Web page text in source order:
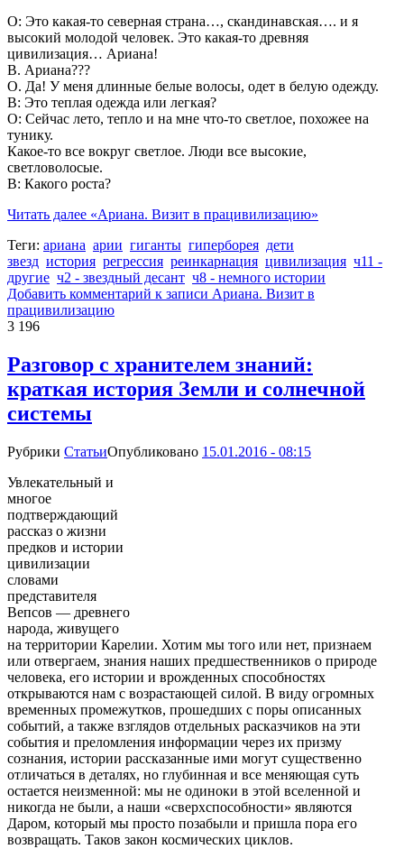
О: Это какая-то северная страна…, скандинавская…. и я
высокий молодой человек. Это какая-то древняя
цивилизация… Ариана!
В. Ариана???
О. Да! У меня длинные белые волосы, одет в белую одежду.
В: Это теплая одежда или легкая?
О: Сейчас лето, тепло и на мне что-то светлое, похожее на
тунику.
Какое-то все вокруг светлое. Люди все высокие,
светловолосые.
В: Какого роста?
Читать далее «Ариана. Визит в працивилизацию»
Теги: ариана арии гиганты гиперборея дети
звезд история регрессия реинкарнация цивилизация ч11 -
другие ч2 - звездный десант ч8 - немного истории
Добавить комментарий к записи Ариана. Визит в
працивилизацию
3 196
Разговор с хранителем знаний:
краткая история Земли и солнечной
системы
Рубрики СтатьиОпубликовано 15.01.2016 - 08:15
Увлекательный и
многое
подтверждающий
рассказ о жизни
предков и истории
цивилизации
словами
представителя
Вепсов — древнего
народа, живущего
на территории Карелии. Хотим мы того или нет, признаем
или отвергаем, знания наших предшественников о природе
человека, его истории и врожденных способностях
открываются нам с возрастающей силой. В виду огромных
временных промежутков, прошедших с поры описанных
событий, а также взглядов отдельных расказчиков на эти
события и преломления информации через их призму
сознания, истории рассказанные ими могут существенно
отличаться в деталях, но глубинная и все меняющая суть
остается неизменной: мы не одиноки в этой вселенной и
никогда не были, а наши «сверхспособности» являются
Даром, который мы просто позабыли и пришла пора его
возвращать. Таков закон космических циклов.